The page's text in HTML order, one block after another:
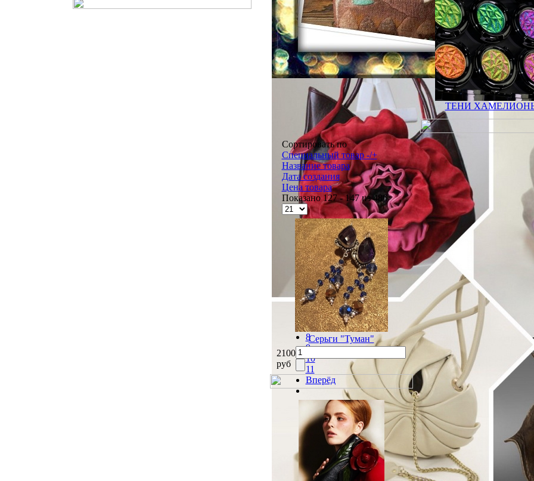
ТЕНИ
Сортировать по
Специальный товар -/+
Название товара
Дата создания
Цена товара
Показано 127 - 147 из 486
Назад
2
3
4
5
6
7
8
9
10
11
Вперёд
Серьги "Туман"
2100
руб